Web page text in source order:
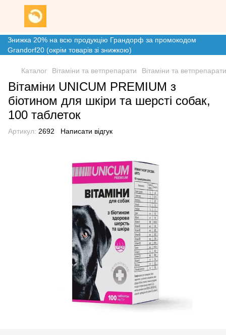
Знижка 20% на всю продукцію Грандорф за промокодом
Grandorf20 (окрім товарів зі знижкою)
Каталог Вітаміни та ветпрепарати Вітаміни та
Вітаміни UNICUM PREMIUM з
біотином для шкіри та шерсті собак,
100 таблеток
Артикул: 2692 Написати відгук